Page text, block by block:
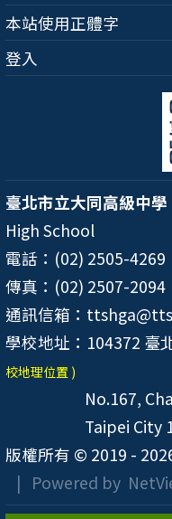
本站使用正體字
登入
臺北市立大同高級中學
High School
電話：(02) 2505-4269
傳真：(02) 2507-2094
通訊信箱：
學校地址：104372 臺
校地理位置 )
No.167,
Taipei City
版權所有 © 2019 -
| Powered by